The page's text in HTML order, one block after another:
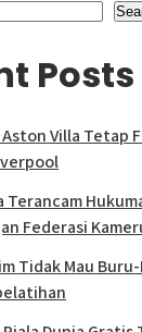
Posts
Villa Tetap
Terancam
Federasi
Tidak Mau